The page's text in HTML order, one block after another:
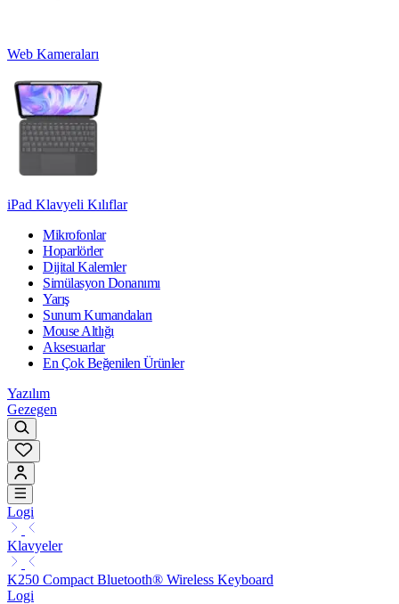
Web Kameraları
iPad Klavyeli Kılıflar
Mikrofonlar
Hoparlörler
Dijital Kalemler
Simülasyon Donanımı
Yarış
Sunum Kumandaları
Mouse Altlığı
Aksesuarlar
En Çok Beğenilen Ürünler
Yazılım
Gezegen
Logi
Klavyeler
K250 Compact Bluetooth® Wireless Keyboard
Logi